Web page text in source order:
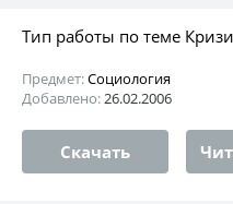
Тип работы по теме
Предмет:Социология
Добавлено:26.02.2006
Скачать